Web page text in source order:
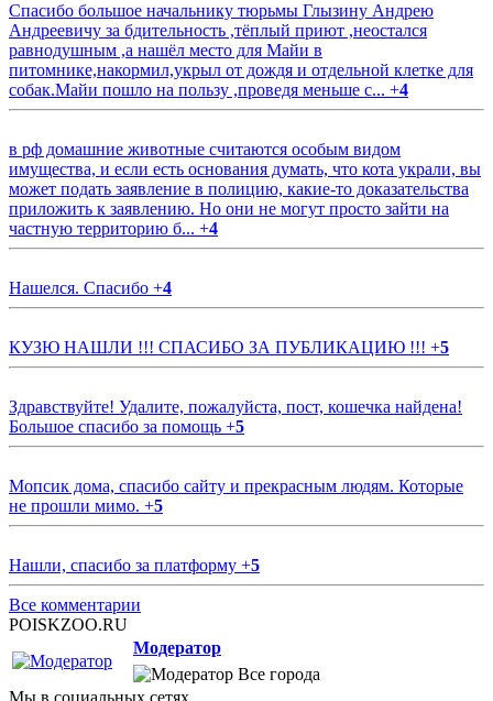
Спасибо большое начальнику тюрьмы Глызину Андрею
Андреевичу за бдительность ,тёплый приют ,неостался
равнодушным ,а нашёл место для Майи в
питомнике,накормил,укрыл от дождя и отдельной клетке для
собак.Майи пошло на пользу ,проведя меньше с... +4
в рф домашние животные считаются особым видом
имущества, и если есть основания думать, что кота украли, вы
может подать заявление в полицию, какие-то доказательства
приложить к заявлению. Но они не могут просто зайти на
частную территорию б... +4
Нашелся. Спасибо +4
КУЗЮ НАШЛИ !!! СПАСИБО ЗА ПУБЛИКАЦИЮ !!! +5
Здравствуйте! Удалите, пожалуйста, пост, кошечка найдена!
Большое спасибо за помощь +5
Мопсик дома, спасибо сайту и прекрасным людям. Которые
не прошли мимо. +5
Нашли, спасибо за платформу +5
Все комментарии
POISKZOO.RU
Модератор
Все города